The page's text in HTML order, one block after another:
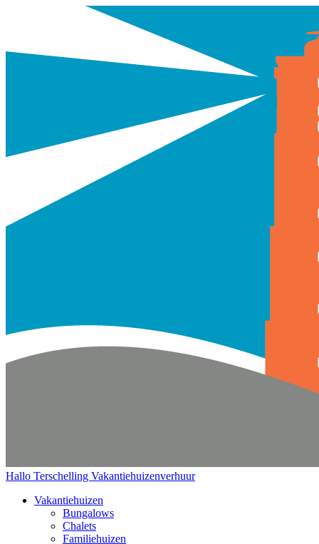
Hallo Terschelling Vakantiehuizenverhuur
Vakantiehuizen
Bungalows
Chalets
Familiehuizen